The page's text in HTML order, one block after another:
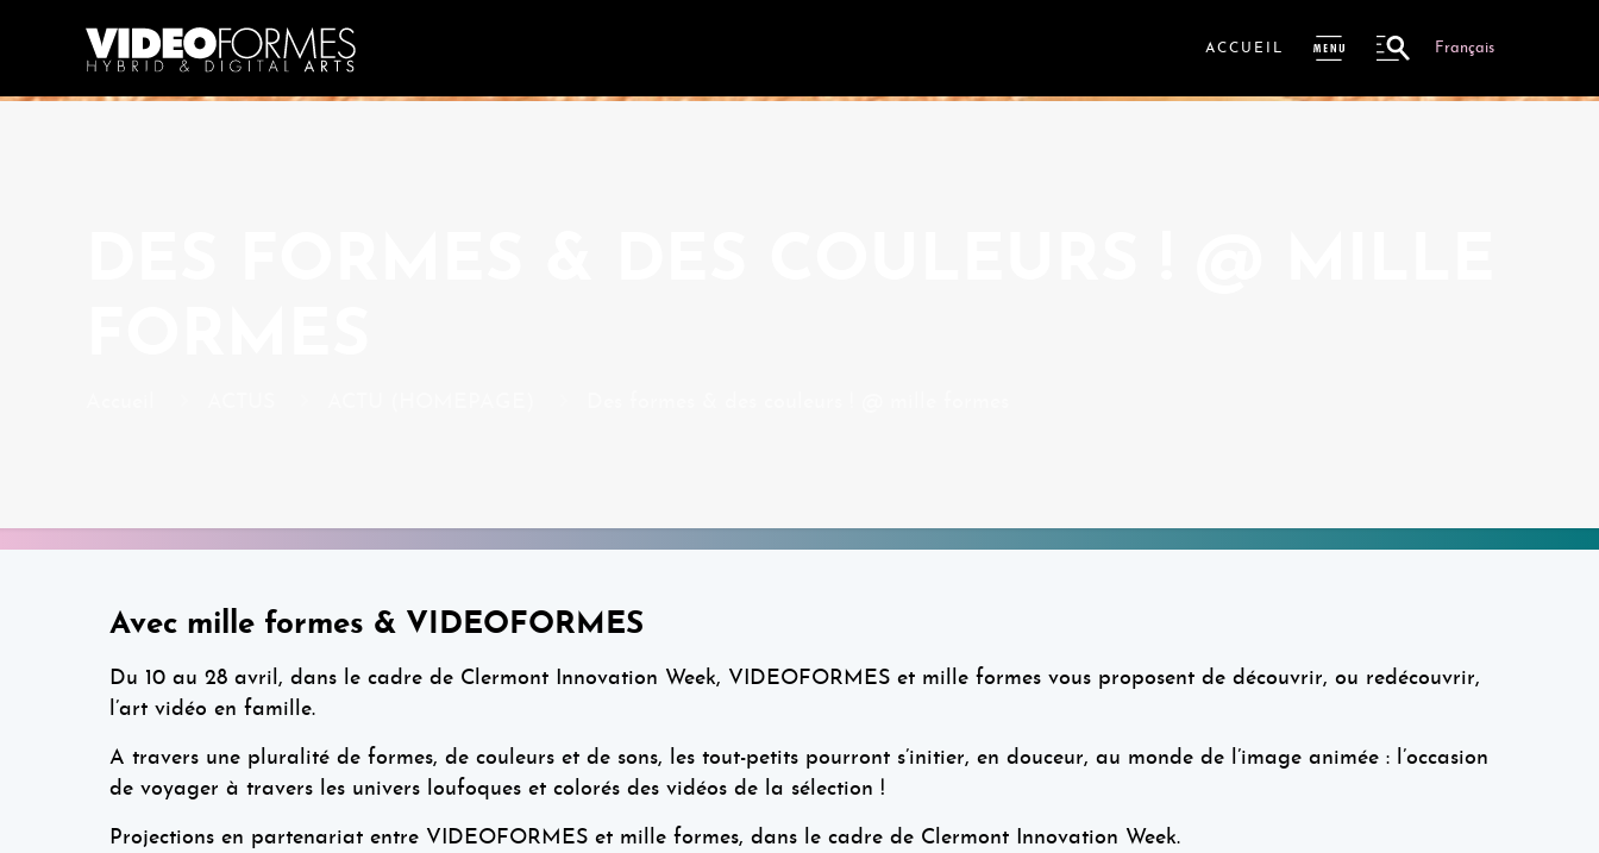
ACCUEIL
ME
Français
Avec mille formes & VIDEOFORMES
Du 10 au 28 avril, dans le cadre de Clermont Innovation Week, VIDEOFORMES et mille formes vous proposent de découvrir, ou redécouvrir,
l’art vidéo en famille.
A travers une pluralité de formes, de couleurs et de sons, les tout-petits pourront s’initier, en douceur, au monde de l’image animée : l’occasion
de voyager à travers les univers loufoques et colorés des vidéos de la sélection !
Projections en partenariat entre VIDEOFORMES et mille formes, dans le cadre de Clermont Innovation Week.